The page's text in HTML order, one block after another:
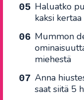
Haluatko
kaksi
Mummon
miehestä
Anna
saat siitä 5